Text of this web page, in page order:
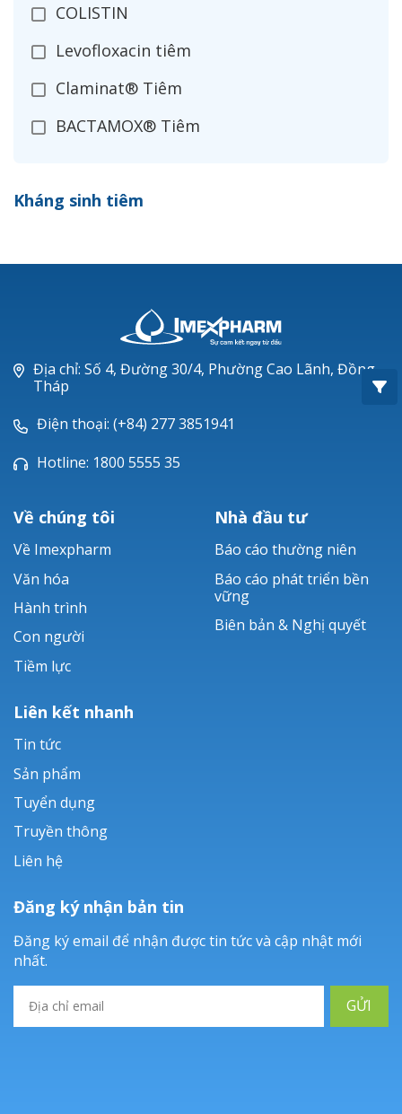
COLISTIN
Levofloxacin tiêm
Claminat® Tiêm
BACTAMOX® Tiêm
Ceftizoxim®
Piperacillin
Ticarlinat®
Zobacta®
Bacsulfo®
Kháng sinh tiêm
Địa chỉ: Số 4, Đường 30/4, Phường Cao Lãnh, Đồng
Tháp
Điện thoại: (+84) 277 3851941
Hotline: 1800 5555 35
Về chúng tôi
Về Imexpharm
Văn hóa
Hành trình
Con người
Tiềm lực
Nhà đầu tư
Báo cáo thường niên
Báo cáo phát triển bền
vững
Biên bản & Nghị quyết
Liên kết nhanh
Tin tức
Sản phẩm
Tuyển dụng
Truyền thông
Liên hệ
Đăng ký nhận bản tin
Đăng ký email để nhận được tin tức và cập nhật mới
nhất.
GỬI